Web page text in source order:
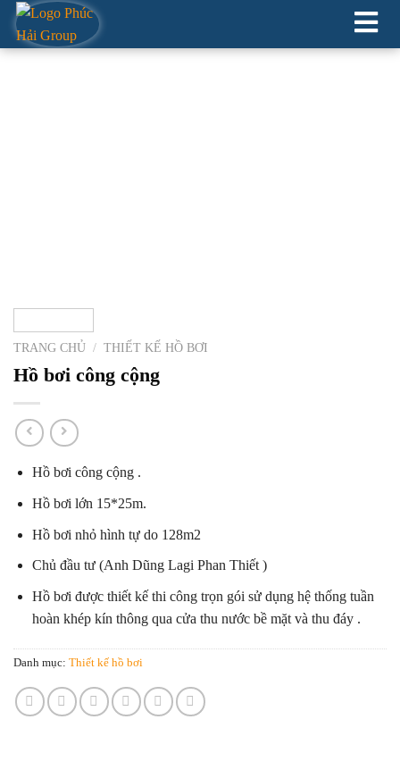
TRANG CHỦ / THIẾT KẾ HỒ BƠI
Hồ bơi công cộng
Hồ bơi công cộng .
Hồ bơi lớn 15*25m.
Hồ bơi nhỏ hình tự do 128m2
Chủ đầu tư (Anh Dũng Lagi Phan Thiết )
Hồ bơi được thiết kế thi công trọn gói sử dụng hệ thống tuần
hoàn khép kín thông qua cửa thu nước bề mặt và thu đáy .
Danh mục: Thiết kế hồ bơi